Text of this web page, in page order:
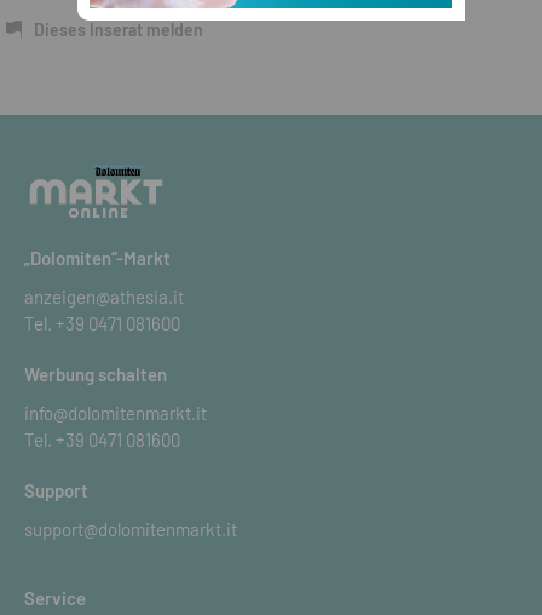
Dieses Inserat melden
„Dolomiten“-Markt
anzeigen@athesia.it
Tel. +39 0471 081600
Werbung schalten
info@dolomitenmarkt.it
Tel. +39 0471 081600
Support
support@dolomitenmarkt.it
Service